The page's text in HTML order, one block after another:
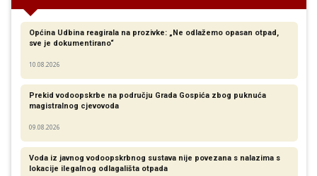
Općina Udbina reagirala na prozivke: „Ne odlažemo opasan otpad,
sve je dokumentirano“
10.08.2026
Prekid vodoopskrbe na području Grada Gospića zbog puknuća
magistralnog cjevovoda
09.08.2026
Voda iz javnog vodoopskrbnog sustava nije povezana s nalazima s
lokacije ilegalnog odlagališta otpada